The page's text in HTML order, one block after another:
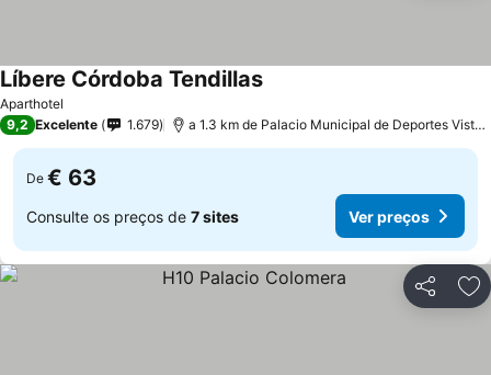
Aparthotel
Líbere Córdoba Tendillas
9,2 Excelente 1.679 a 1.3 km de Palacio Municipal de Deportes Vista Alegre
De € 63
Consulte os preços de 7 sites Ver preços
Partilhar